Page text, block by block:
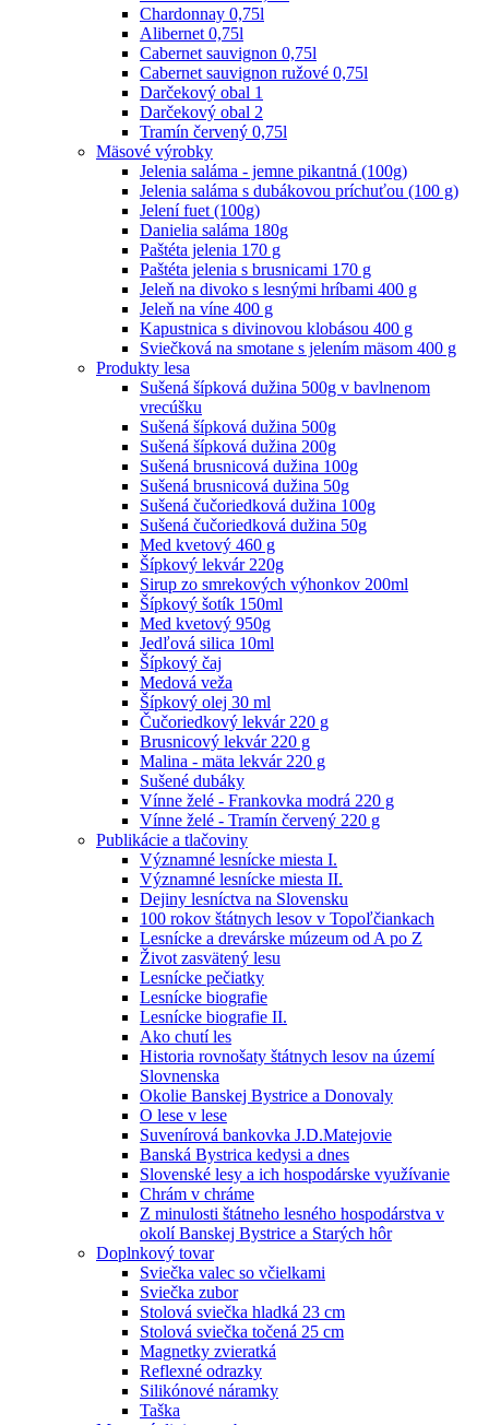
Chardonnay 0,75l
Alibernet 0,75l
Cabernet sauvignon 0,75l
Cabernet sauvignon ružové 0,75l
Darčekový obal 1
Darčekový obal 2
Tramín červený 0,75l
Mäsové výrobky
Jelenia saláma - jemne pikantná (100g)
Jelenia saláma s dubákovou príchuťou (100 g)
Jelení fuet (100g)
Danielia saláma 180g
Paštéta jelenia 170 g
Paštéta jelenia s brusnicami 170 g
Jeleň na divoko s lesnými hríbami 400 g
Jeleň na víne 400 g
Kapustnica s divinovou klobásou 400 g
Sviečková na smotane s jelením mäsom 400 g
Produkty lesa
Sušená šípková dužina 500g v bavlnenom
vrecúšku
Sušená šípková dužina 500g
Sušená šípková dužina 200g
Sušená brusnicová dužina 100g
Sušená brusnicová dužina 50g
Sušená čučoriedková dužina 100g
Sušená čučoriedková dužina 50g
Med kvetový 460 g
Šípkový lekvár 220g
Sirup zo smrekových výhonkov 200ml
Šípkový šotík 150ml
Med kvetový 950g
Jedľová silica 10ml
Šípkový čaj
Medová veža
Šípkový olej 30 ml
Čučoriedkový lekvár 220 g
Brusnicový lekvár 220 g
Malina - mäta lekvár 220 g
Sušené dubáky
Vínne želé - Frankovka modrá 220 g
Vínne želé - Tramín červený 220 g
Publikácie a tlačoviny
Významné lesnícke miesta I.
Významné lesnícke miesta II.
Dejiny lesníctva na Slovensku
100 rokov štátnych lesov v Topoľčiankach
Lesnícke a drevárske múzeum od A po Z
Život zasvätený lesu
Lesnícke pečiatky
Lesnícke biografie
Lesnícke biografie II.
Ako chutí les
Historia rovnošaty štátnych lesov na území
Slovnenska
Okolie Banskej Bystrice a Donovaly
O lese v lese
Suvenírová bankovka J.D.Matejovie
Banská Bystrica kedysi a dnes
Slovenské lesy a ich hospodárske využívanie
Chrám v chráme
Z minulosti štátneho lesného hospodárstva v
okolí Banskej Bystrice a Starých hôr
Doplnkový tovar
Sviečka valec so včielkami
Sviečka zubor
Stolová sviečka hladká 23 cm
Stolová sviečka točená 25 cm
Magnetky zvieratká
Reflexné odrazky
Silikónové náramky
Taška